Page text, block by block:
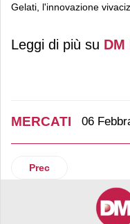
Gelati, l'innovazione
Gelati,
comparto
Leggi di più su DM
MERCATI 06
Articolo precedente:
Prec